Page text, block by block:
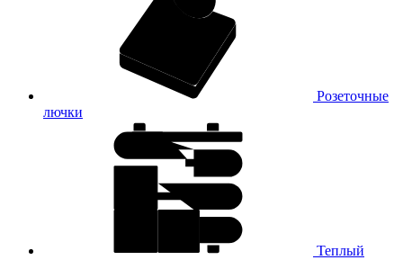
Розеточные
лючки
Теплый